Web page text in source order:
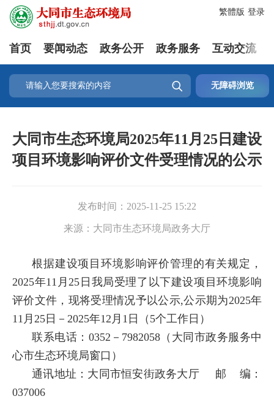
登录
繁體版
首页 要闻动态 政务公开 政务服务 互动交流
 无障碍浏览
大同市生态环境局2025年11月25日建设
项目环境影响评价文件受理情况的公示
发布时间： 2025-11-25 15:22
来源： 大同市生态环境局政务大厅
根据建设项目环境影响评价管理的有关规定，
2025年11 月25日 我局受理了 以下建设项目环境影响
评价文件，现将受理情况予以公示,公示期为2025年
11月25日 － 2025年12月1 日（ 5个工作日 ）
联系电话： 0352－7982058（大同市政务服务中
心市生态环境局窗口）
通讯地址：大同市恒安街政务大厅 邮
编：
037006